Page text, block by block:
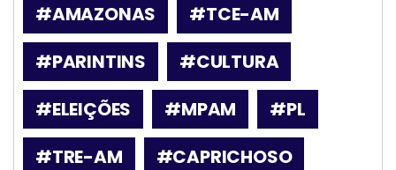
#AMAZONAS
#TCE-AM
#PARINTINS
#CULTURA
#ELEIÇÕES
#MPAM
#PL
#TRE-AM
#CAPRICHOSO